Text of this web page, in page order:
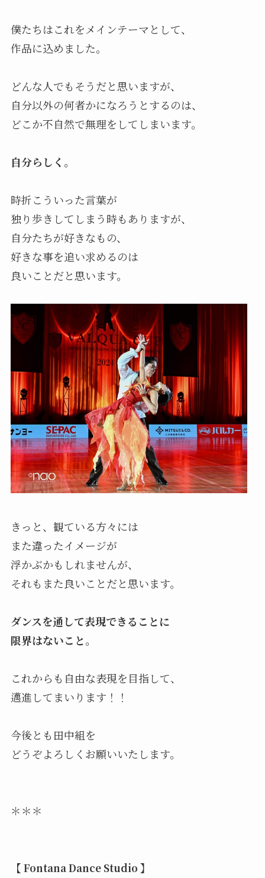
僕たちはこれをメインテーマとして、
作品に込めました。
どんな人でもそうだと思いますが、
自分以外の何者かになろうとするのは、
どこか不自然で無理をしてしまいます。
自分らしく。
時折こういった言葉が
独り歩きしてしまう時もありますが、
自分たちが好きなもの、
好きな事を追い求めるのは
良いことだと思います。
きっと、観ている方々には
また違ったイメージが
浮かぶかもしれませんが、
それもまた良いことだと思います。
ダンスを通して表現できることに
限界はないこと。
これからも自由な表現を目指して、
邁進してまいります！！
今後とも田中組を
どうぞよろしくお願いいたします。
＊＊＊
【 Fontana Dance Studio 】